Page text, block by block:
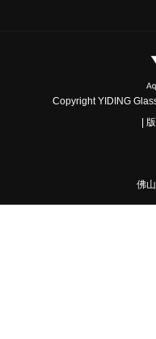
Copyright YIDING
|
佛